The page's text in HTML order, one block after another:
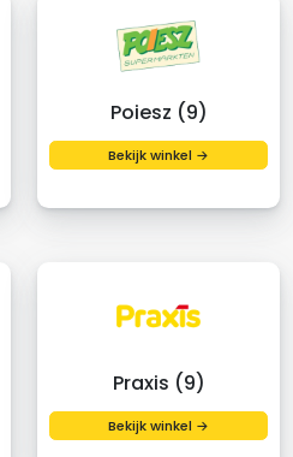
Poiesz (9)
Bekijk winkel →
Praxis (9)
Bekijk winkel →